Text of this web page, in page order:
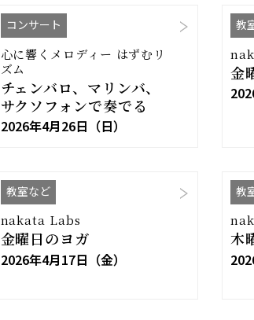
コンサート
心に響くメロディー はずむリ
ズム
チェンバロ、マリンバ、
サクソフォンで奏でる
2026年4月26日（日）
教
金
教室など
nakata Labs
金曜日のヨガ
2026年4月17日（金）
教
木